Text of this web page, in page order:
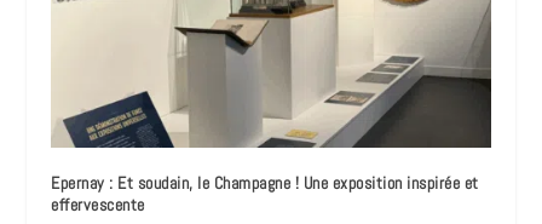
Epernay : Et soudain, le Champagne ! Une exposition inspirée et
effervescente